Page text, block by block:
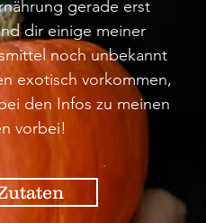
gerade erst
dir einige meiner
noch unbekannt
exotisch vorkommen,
den Infos zu meinen
vorbei!